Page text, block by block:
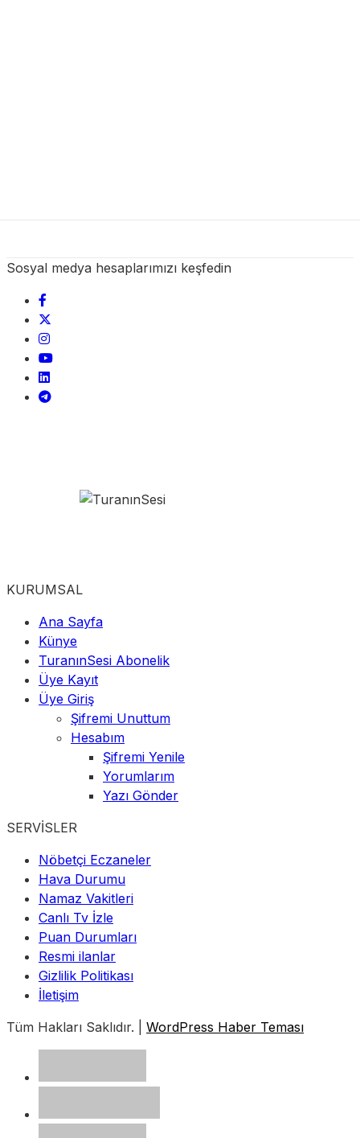
Sosyal medya hesaplarımızı keşfedin
KURUMSAL
Ana Sayfa
Künye
TuranınSesi Abonelik
Üye Kayıt
Üye Giriş
Şifremi Unuttum
Hesabım
Şifremi Yenile
Yorumlarım
Yazı Gönder
SERVİSLER
Nöbetçi Eczaneler
Hava Durumu
Namaz Vakitleri
Canlı Tv İzle
Puan Durumları
Resmi ilanlar
Gizlilik Politikası
İletişim
Tüm Hakları Saklıdır. | WordPress Haber Teması